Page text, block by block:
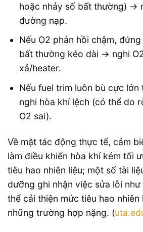
hoặc nhảy số bất thường) →
đường nạp.
Nếu O2 phản hồi chậm,
bất thường kéo dài → nghi
xả/heater.
Nếu fuel trim luôn bù cực
nghi hòa khí lệch (có thể do
O2 sai).
Về mặt tác động thực tế, cảm
làm điều khiển hòa khí kém tối
tiêu hao nhiên liệu; một số tài
dưỡng ghi nhận việc sửa lỗi
thể cải thiện mức tiêu hao
những trường hợp nặng. (